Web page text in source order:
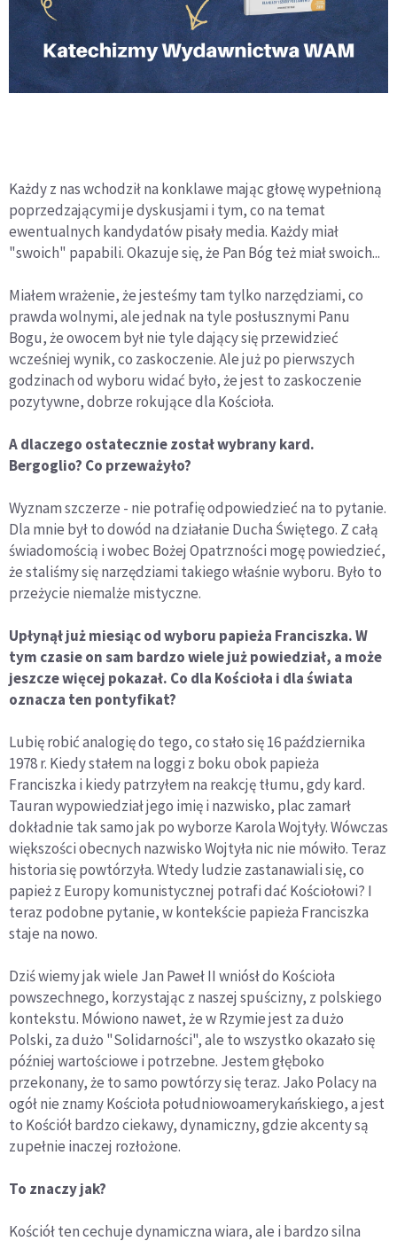
Każdy z nas wchodził na konklawe mając głowę wypełnioną
poprzedzającymi je dyskusjami i tym, co na temat
ewentualnych kandydatów pisały media. Każdy miał
"swoich" papabili. Okazuje się, że Pan Bóg też miał swoich...
Miałem wrażenie, że jesteśmy tam tylko narzędziami, co
prawda wolnymi, ale jednak na tyle posłusznymi Panu
Bogu, że owocem był nie tyle dający się przewidzieć
wcześniej wynik, co zaskoczenie. Ale już po pierwszych
godzinach od wyboru widać było, że jest to zaskoczenie
pozytywne, dobrze rokujące dla Kościoła.
A dlaczego ostatecznie został wybrany kard.
Bergoglio? Co przeważyło?
Wyznam szczerze - nie potrafię odpowiedzieć na to pytanie.
Dla mnie był to dowód na działanie Ducha Świętego. Z całą
świadomością i wobec Bożej Opatrzności mogę powiedzieć,
że staliśmy się narzędziami takiego właśnie wyboru. Było to
przeżycie niemalże mistyczne.
Upłynął już miesiąc od wyboru papieża Franciszka. W
tym czasie on sam bardzo wiele już powiedział, a może
jeszcze więcej pokazał. Co dla Kościoła i dla świata
oznacza ten pontyfikat?
Lubię robić analogię do tego, co stało się 16 października
1978 r. Kiedy stałem na loggi z boku obok papieża
Franciszka i kiedy patrzyłem na reakcję tłumu, gdy kard.
Tauran wypowiedział jego imię i nazwisko, plac zamarł
dokładnie tak samo jak po wyborze Karola Wojtyły. Wówczas
większości obecnych nazwisko Wojtyła nic nie mówiło. Teraz
historia się powtórzyła. Wtedy ludzie zastanawiali się, co
papież z Europy komunistycznej potrafi dać Kościołowi? I
teraz podobne pytanie, w kontekście papieża Franciszka
staje na nowo.
Dziś wiemy jak wiele Jan Paweł II wniósł do Kościoła
powszechnego, korzystając z naszej spuścizny, z polskiego
kontekstu. Mówiono nawet, że w Rzymie jest za dużo
Polski, za dużo "Solidarności", ale to wszystko okazało się
później wartościowe i potrzebne. Jestem głęboko
przekonany, że to samo powtórzy się teraz. Jako Polacy na
ogół nie znamy Kościoła południowoamerykańskiego, a jest
to Kościół bardzo ciekawy, dynamiczny, gdzie akcenty są
zupełnie inaczej rozłożone.
To znaczy jak?
Kościół ten cechuje dynamiczna wiara, ale i bardzo silna